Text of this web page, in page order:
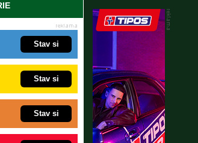
Stav si
Stav si
Stav si